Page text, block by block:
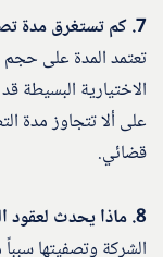
7. كم تستغرق مدة تصفية شركة الشخص الواحد في السعودية؟
تعتمد المدة على حجم
الاختيارية البسيطة
على ألا تتجاوز مدة
قضائي.
8. ماذا يحدث لعقود الموظفين أثناء مرحلة التصفية؟
الشركة وتصفيتها